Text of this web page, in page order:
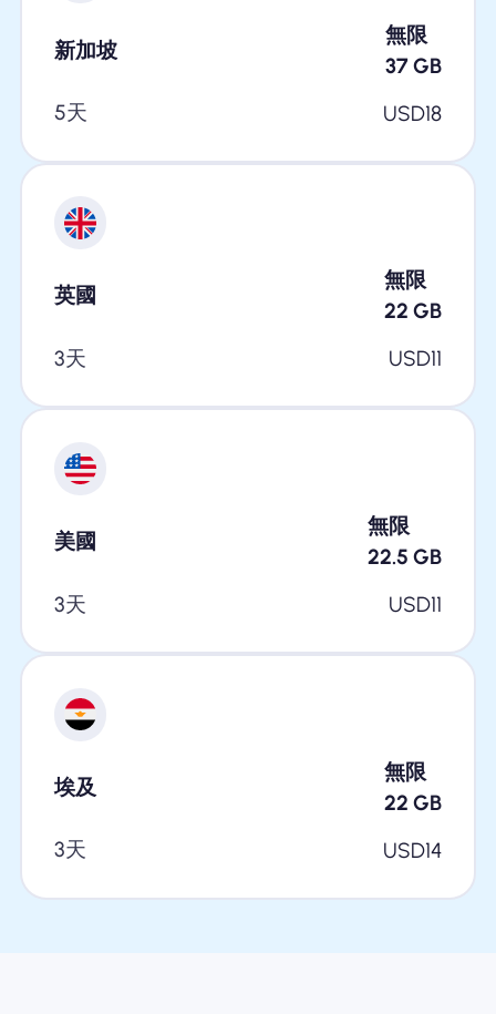
新加坡
無限
37 GB
5天
USD18
英國
無限
22 GB
3天
USD11
美國
無限
22.5 GB
3天
USD11
埃及
無限
22 GB
3天
USD14